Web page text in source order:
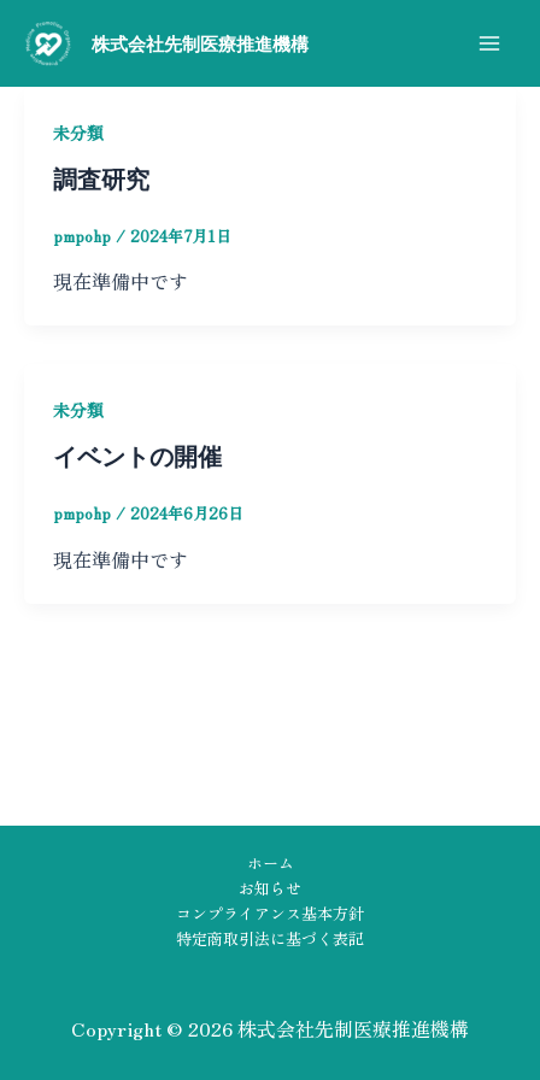
株式会社先制医療推進機構
Main
未分類
調査研究
pmpohp / 2024年7月1日
現在準備中です
未分類
イベントの開催
pmpohp / 2024年6月26日
現在準備中です
ホーム
お知らせ
コンプライアンス基本方針
特定商取引法に基づく表記
Copyright © 2026 株式会社先制医療推進機構